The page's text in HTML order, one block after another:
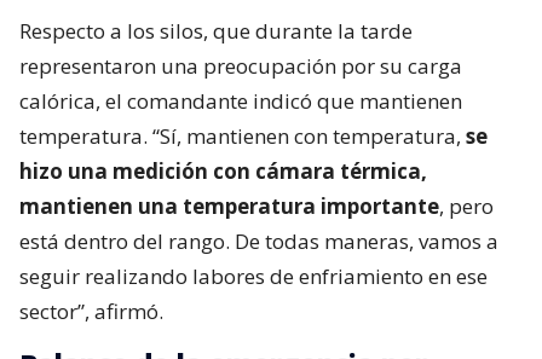
Respecto a los silos, que durante la tarde
representaron una preocupación por su carga
calórica, el comandante indicó que mantienen
temperatura. “Sí, mantienen con temperatura, se
hizo una medición con cámara térmica,
mantienen una temperatura importante, pero
está dentro del rango. De todas maneras, vamos a
seguir realizando labores de enfriamiento en ese
sector”, afirmó.